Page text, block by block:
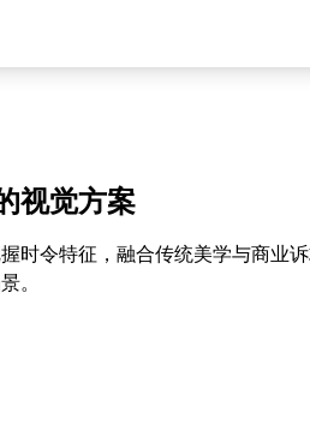
视觉方案
时令特征，融合传统美学与商业
。